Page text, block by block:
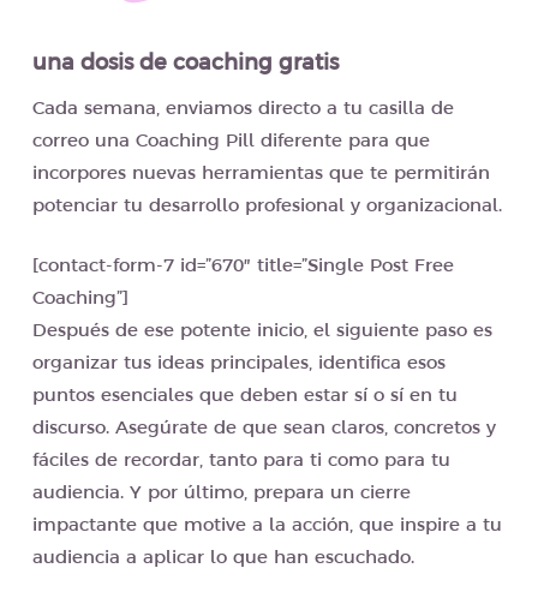
una dosis de coaching gratis
Cada semana, enviamos directo a tu casilla de
correo una Coaching Pill diferente para que
incorpores nuevas herramientas que te permitirán
potenciar tu desarrollo profesional y organizacional.
[contact-form-7 id=”670″ title=”Single Post Free
Coaching”]
Después de ese potente inicio, el siguiente paso es
organizar tus ideas principales, identifica esos
puntos esenciales que deben estar sí o sí en tu
discurso. Asegúrate de que sean claros, concretos y
fáciles de recordar, tanto para ti como para tu
audiencia. Y por último, prepara un cierre
impactante que motive a la acción, que inspire a tu
audiencia a aplicar lo que han escuchado.